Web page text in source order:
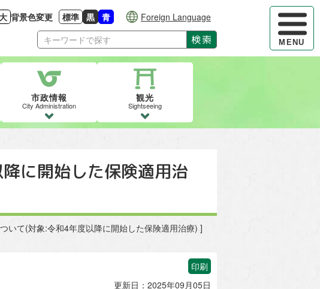
ハンバー
MENU
さをもとの大きさに戻す
を大きくする
背景色変更 標準
背景色の変更：白
黒
背景色の変更：黒
青
背景色の変更：青
Foreign Language
検索
市政情報
City Administration
観光
Sightseeing
に開始した保険適用治
いて(対象:令和4年度以降に開始した保険適用治療) ]
印刷
更新日：2025年09月05日